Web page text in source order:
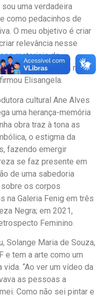
uma verdadeira
como pedacinhos de
O meu objetivo é criar
relevância nesse
materiais do
às artesãs e à minha
Elisangela.
cultural Ane Alves
uma herança-memória
obra traz à tona as
o estigma da
fazendo emergir
se faz presente em
de uma sabedoria
os corpos
na Galeria Fenig em três
Negra; em 2021,
Feminino.
Solange Maria de Souza,
e tem a arte como um
“Ao ver um vídeo da
as pessoas a
Como não sei pintar e